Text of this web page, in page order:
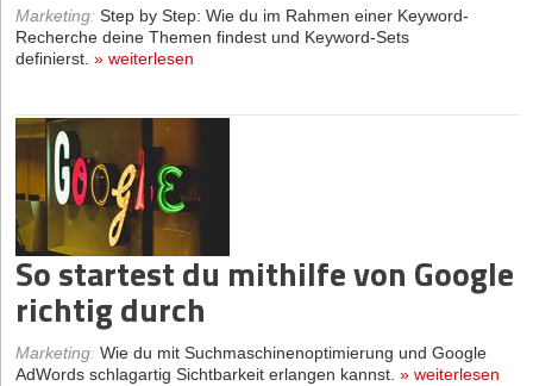
Marketing: Step by Step: Wie du im Rahmen einer Keyword-
Recherche deine Themen findest und Keyword-Sets
definierst. » weiterlesen
So startest du mithilfe von Google
richtig durch
Marketing: Wie du mit Suchmaschinenoptimierung und Google
AdWords schlagartig Sichtbarkeit erlangen kannst. » weiterlesen